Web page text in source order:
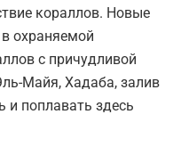
кораллов. Новые
охраняемой
с причудливой
Майя, Хадаба, залив
и поплавать здесь